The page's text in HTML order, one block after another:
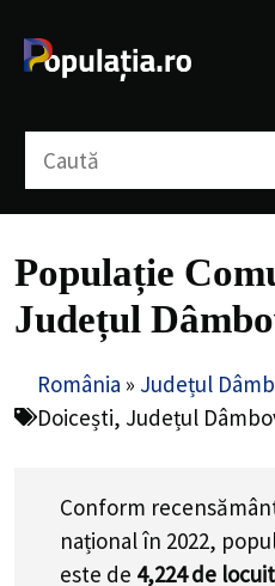
conținut
Populație
Județul
România » Județul
Doicești, Județul
Conform
național în 2022,
este de 4,224de